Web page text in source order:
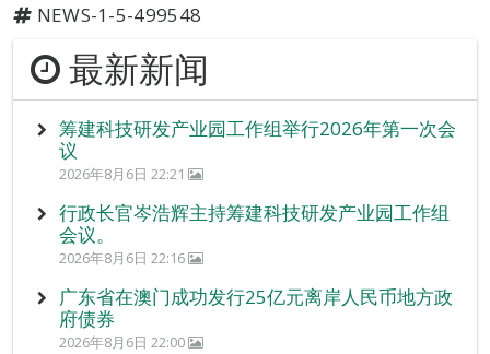
NEWS-1-5-499548
最新新闻
筹建科技研发产业园工作组举行2026年第一次会
议
2026年8月6日 22:21
行政长官岑浩辉主持筹建科技研发产业园工作组
会议。
2026年8月6日 22:16
广东省在澳门成功发行25亿元离岸人民币地方政
府债券
2026年8月6日 22:00